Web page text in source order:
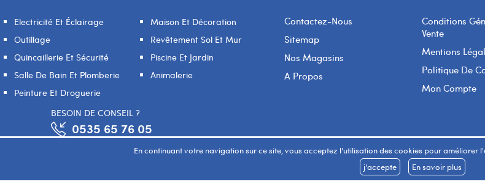
En continuant votre navigation sur ce site, vous acceptez l'utilisation des cookies pour améliorer
j'accepte
En savoir plus
Electricité Et Éclairage
Outillage
Quincaillerie Et Sécurité
Salle De Bain Et Plomberie
Peinture Et Droguerie
Maison Et Décoration
Revêtement Sol Et Mur
Piscine Et Jardin
Animalerie
BESOIN DE CONSEIL ?
0535 65 76 05
Contactez-Nous
Sitemap
Nos Magasins
A Propos
Conditions
Vente
Mentions
Politique De
Mon Compte